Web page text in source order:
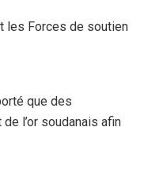
les Forces de soutien
que des
l’or soudanais afin